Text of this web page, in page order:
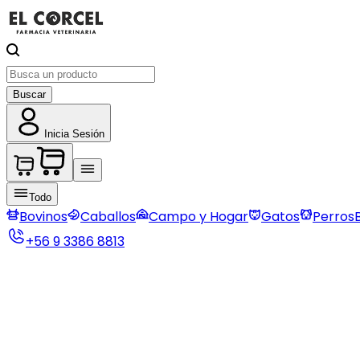
Buscar
Inicia Sesión
Todo
Bovinos Caballos Campo y Hogar Gatos Perros
+56 9 3386 8813